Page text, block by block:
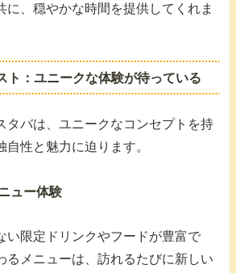
に、穏やかな時間を提供してくれま
ト：ユニークな体験が待っている
タバは、ユニークなコンセプトを持
自性と魅力に迫ります。
ュー体験
い限定ドリンクやフードが豊富で
るメニューは、訪れるたびに新しい